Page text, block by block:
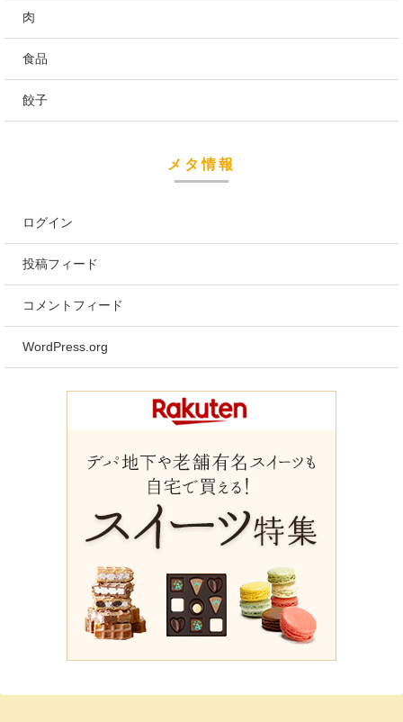
肉
食品
餃子
メタ情報
ログイン
投稿フィード
コメントフィード
WordPress.org